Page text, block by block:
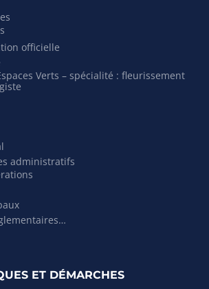
officielle
Verts – spécialité : fleurissement
administratifs
ET DÉMARCHES